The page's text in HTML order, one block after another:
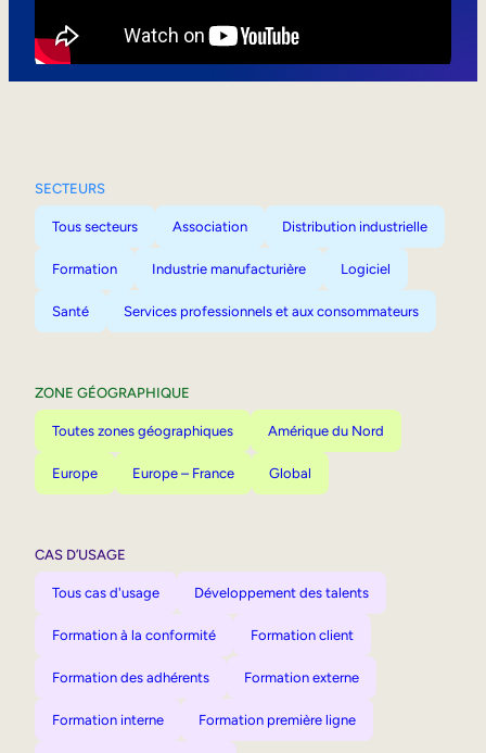
SECTEURS
Tous secteurs Association Distribution industrielle
Formation Industrie manufacturière Logiciel
Santé Services professionnels et aux consommateurs
ZONE GÉOGRAPHIQUE
Toutes zones géographiques Amérique du Nord
Europe Europe – France Global
CAS D’USAGE
Tous cas d'usage Développement des talents
Formation à la conformité Formation client
Formation des adhérents Formation externe
Formation interne Formation première ligne